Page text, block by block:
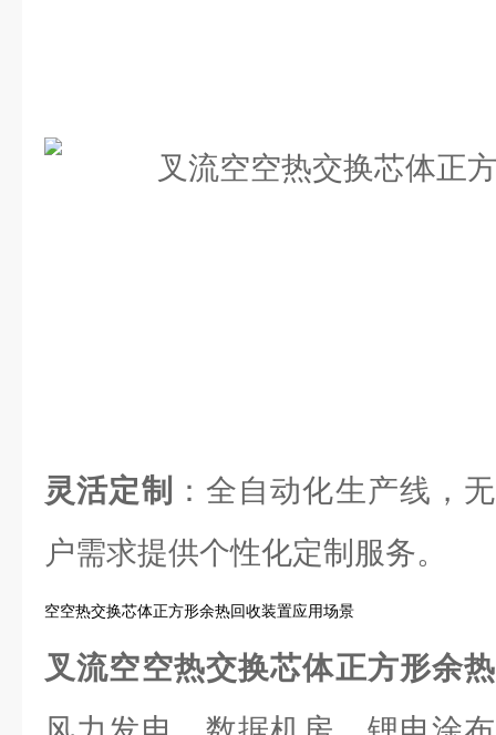
灵活定制
：全自动化生产线，
户需求提供个性化定制服务。
空空热交换芯体正方形余热回收装置应用场景
叉流空空热交换芯体正方形余